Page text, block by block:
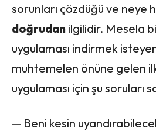
sorunları çözdüğü ve neye
doğrudan ilgilidir. Mesela
uygulaması indirmek
muhtemelen önüne gelen
uygulaması için şu soruları
— Beni kesin